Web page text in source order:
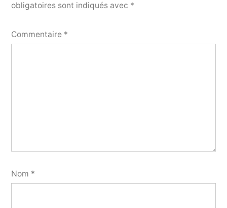
obligatoires sont indiqués avec *
Commentaire *
Nom *